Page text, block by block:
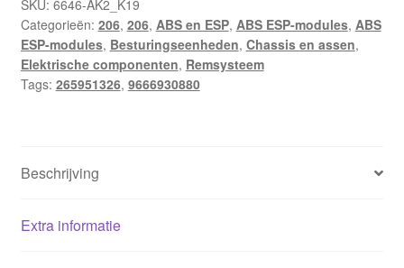
SKU: 6646-AK2_K19
Categorieën: 206, 206, ABS en ESP, ABS ESP-modules, ABS
ESP-modules, Besturingseenheden, Chassis en assen,
Elektrische componenten, Remsysteem
Tags: 265951326, 9666930880
Beschrijving
Extra informatie